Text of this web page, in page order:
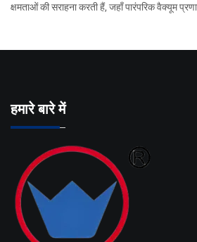
क्षमताओं की सराहना करती हैं, जहाँ पारंपरिक वैक्यूम
हमारे बारे में